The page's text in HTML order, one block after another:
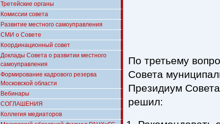
По третьему
Совета
Президиум
решил:
Третейские органы
Комиссии совета
Развитие местного самоуправления
СМИ о Совете
Координационный совет
Доклады Совета о развитии местного
самоуправления
Формирование кадрового резерва
Московской области
Вебинары
СОГЛАШЕНИЯ
Коллегия медиаторов